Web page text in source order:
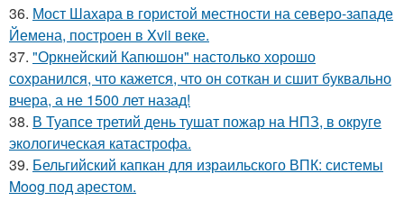
36. Мост Шахара в гористой местности на северо-западе
Йемена, построен в Xvii веке.
37. "Оркнейский Капюшон" настолько хорошо
сохранился, что кажется, что он соткан и сшит буквально
вчера, а не 1500 лет назад!
38. В Туапсе третий день тушат пожар на НПЗ, в округе
экологическая катастрофа.
39. Бельгийский капкан для израильского ВПК: системы
Moog под арестом.